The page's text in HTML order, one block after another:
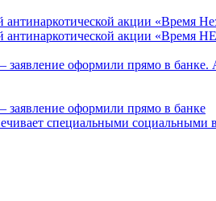
акции «Время
акции «Время
заявление оформили прямо в
заявление оформили прямо в банке
специальными социальными